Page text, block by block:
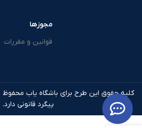
مجوزها
قوانین و مقررات
کلیه حقوق این طرح برای باشگاه یاب محفوظ
پیگرد قانونی دارد.